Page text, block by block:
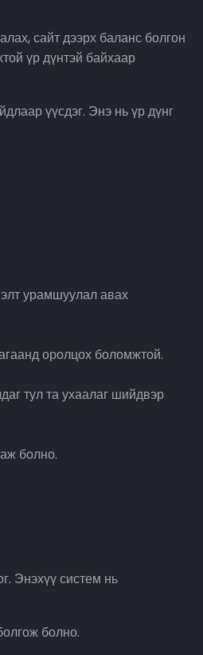
сайт дээрх баланс болгон
үр дүнтэй байхаар
үүсдэг. Энэ нь үр дүнг
урамшуулал авах
оролцох боломжтой.
тул та ухаалаг шийдвэр
болно.
Энэхүү систем нь
болно.